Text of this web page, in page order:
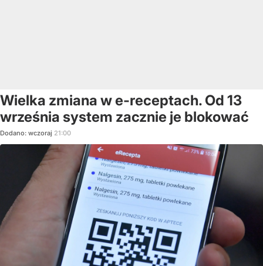
Wielka zmiana w e-receptach. Od 13
września system zacznie je blokować
Dodano: wczoraj 21:00